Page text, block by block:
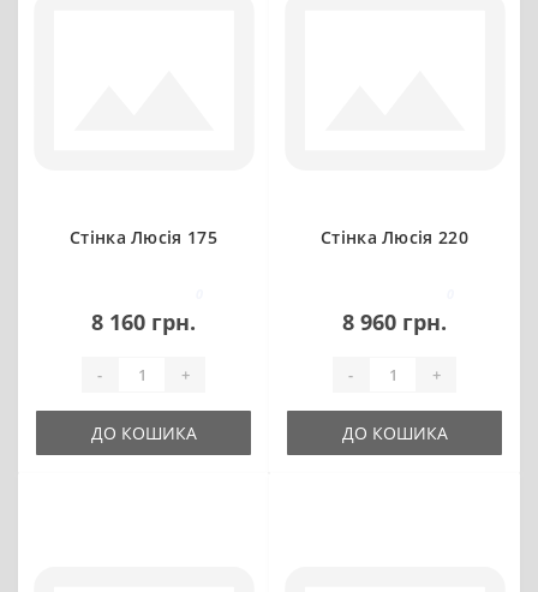
Стінка Люсія 175
8 160 грн.
- +
ДО КОШИКА
Стінка Люсія 220
8 960 грн.
- +
ДО КОШИКА